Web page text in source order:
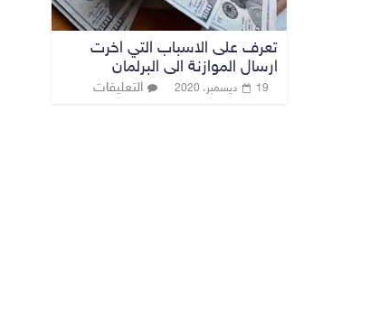
تعرف على الاسباب التي اخرت
ارسال الموازنة الى البرلمان
19 ديسمبر، 2020 التعليقات